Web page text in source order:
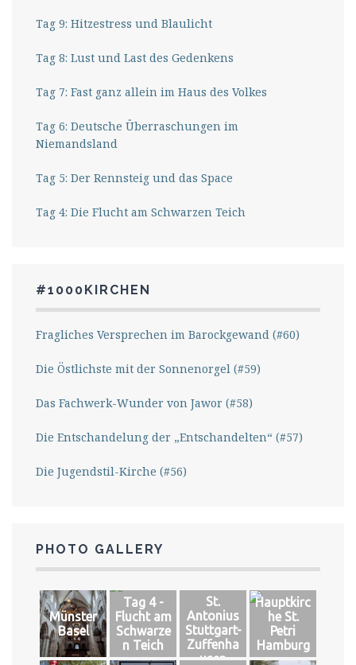
Tag 9: Hitzestress und Blaulicht
Tag 8: Lust und Last des Gedenkens
Tag 7: Fast ganz allein im Haus des Volkes
Tag 6: Deutsche Überraschungen im
Niemandsland
Tag 5: Der Rennsteig und das Space
Tag 4: Die Flucht am Schwarzen Teich
#1000KIRCHEN
Fragliches Versprechen im Barockgewand (#60)
Die Östlichste mit der Sonnenorgel (#59)
Das Fachwerk-Wunder von Jawor (#58)
Die Entschandelung der „Entschandelten“ (#57)
Die Jugendstil-Kirche (#56)
PHOTO GALLERY
Münster
Basel
Tag 4 -
Flucht am
Schwarze
n Teich
St.
Antonius
Stuttgart-
Zuffenha
usen
Hauptkirc
he St.
Petri
Hamburg